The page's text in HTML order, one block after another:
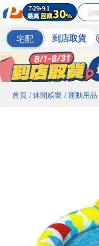
宅配 到店取貨
首頁 / 休閒娛樂 / 運動用品